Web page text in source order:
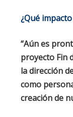
¿Qué
“Aún es
proyecto Fin
la dirección
como
creación de